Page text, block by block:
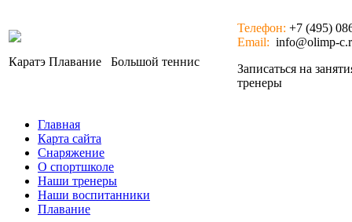
Каратэ Плавание Большой теннис
Телефон: +7 (495)
Email: info@olimp-
Записаться на
тренеры
Главная
Карта сайта
Снаряжение
О спортшколе
Наши тренеры
Наши воспитанники
Плавание